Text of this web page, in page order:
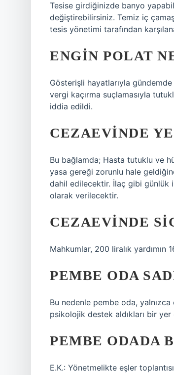
Tesise girdiğinizde banyo
değiştirebilirsiniz. Temiz iç
tesis yönetimi tarafından
ENGIN POLAT
Gösterişli hayatlarıyla
vergi kaçırma suçlamasıyla
iddia edildi.
CEZAEVINDE
Bu bağlamda; Hasta tutuklu ve
yasa gereği zorunlu hale
dahil edilecektir. İlaç gibi günlük
olarak verilecektir.
CEZAEVINDE
Mahkumlar, 200 liralık yardımın
PEMBE ODA
Bu nedenle pembe oda,
psikolojik destek aldıkları bir
PEMBE ODADA
E.K.: Yönetmelikte eşler